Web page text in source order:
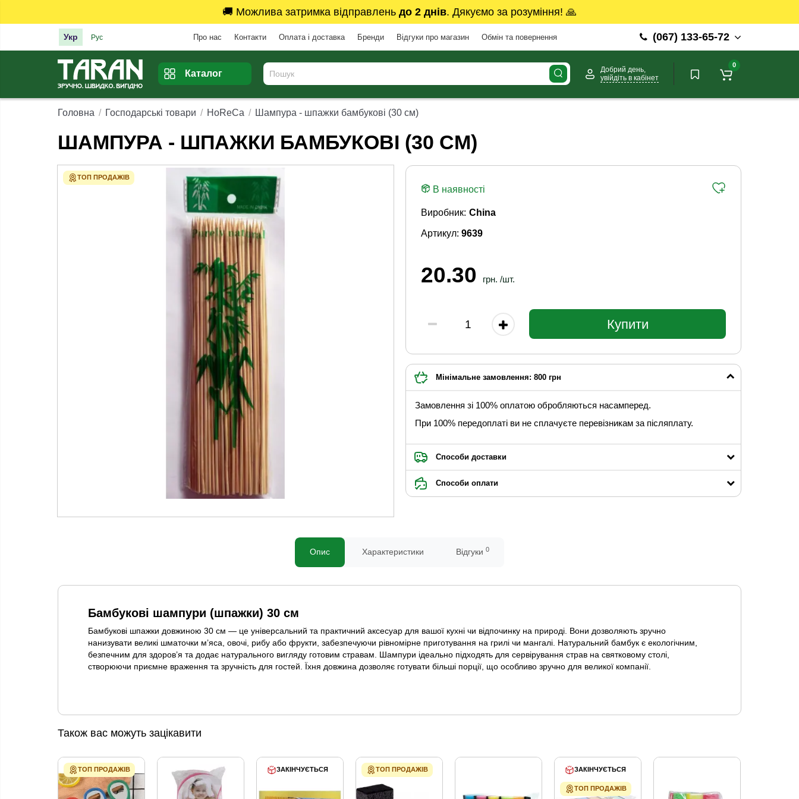
🚚 Можлива затримка відправлень до 2 днів. Дякуємо за розуміння! 🙏
Укр Рус Про нас Контакти Оплата і доставка Бренди Відгуки про магазин Обмін та повернення (067) 133-65-72
Каталог
Добрий день,
увійдіть в кабінет
0
Головна Господарські товари HoReCa Шампура - шпажки бамбукові (30 см)
ШАМПУРА - ШПАЖКИ БАМБУКОВІ (30 СМ)
ТОП ПРОДАЖІВ
В наявності
Артикул: 9639
Виробник: China
20.30 грн. /шт.
Купити
Мінімальне замовлення: 800 грн
Замовлення зі 100% оплатою обробляються насамперед.
При 100% передоплаті ви не сплачуєте перевізникам за післяплату.
Способи доставки
Способи оплати
Опис Характеристики Відгуки 0
Бамбукові шампури (шпажки) 30 см
Бамбукові шпажки довжиною 30 см — це універсальний та практичний аксесуар для вашої кухні чи відпочинку на природі. Вони дозволяють зручно
нанизувати великі шматочки м’яса, овочі, рибу або фрукти, забезпечуючи рівномірне приготування на грилі чи мангалі. Натуральний бамбук є екологічним,
безпечним для здоров’я та додає натурального вигляду готовим стравам. Шампури ідеально підходять для сервірування страв на святковому столі,
створюючи приємне враження та зручність для гостей. Їхня довжина дозволяє готувати більші порції, що особливо зручно для великої компанії.
Також вас можуть зацікавити
ТОП ПРОДАЖІВ ЗАКІНЧУЄТЬСЯ ТОП ПРОДАЖІВ ЗАКІНЧУЄТЬСЯ
ТОП ПРОДАЖІВ